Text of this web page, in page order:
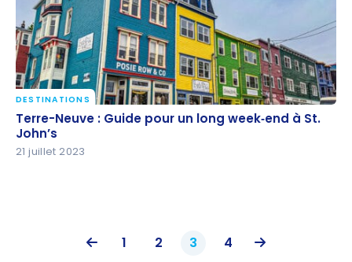
Terre-Neuve : Guide pour un long week‑end à St.
John’s
DESTINATIONS
Terre-Neuve : Guide pour un long week‑end à St.
John’s
21 juillet 2023
1 2 3 4